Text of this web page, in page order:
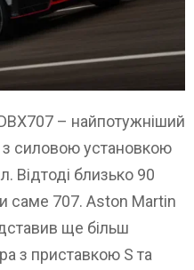
– найпотужніший
з силовою установкою
Відтоді близько 90
саме 707. Aston Martin
ще більш
з приставкою S та